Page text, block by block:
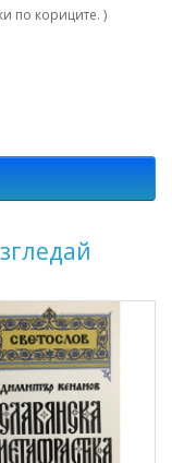
по кориците. )